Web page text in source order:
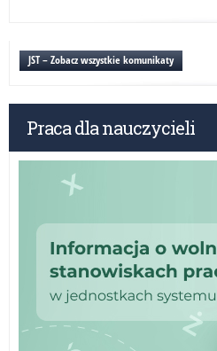
JST – Zobacz wszystkie komunikaty
Praca dla nauczycieli